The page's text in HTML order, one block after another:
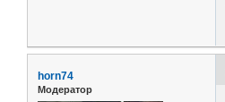
horn74
Модератор